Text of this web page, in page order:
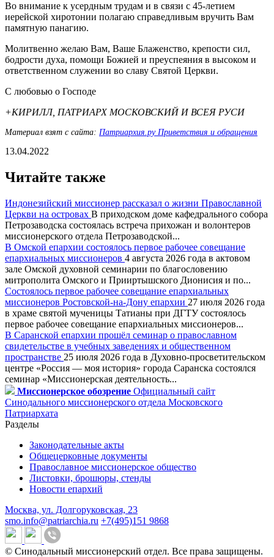
Во внимание к усердным трудам и в связи с 45-летием
иерейской хиротонии полагаю справедливым вручить Вам
памятную панагию.
Молитвенно желаю Вам, Ваше Блаженство, крепости сил,
бодрости духа, помощи Божией и преуспеяния в высоком и
ответственном служении во славу Святой Церкви.
С любовью о Господе
+КИРИЛЛ, ПАТРИАРХ МОСКОВСКИЙ И ВСЕЯ РУСИ
Материал взят с сайта: Патриархия.ру Приветствия и обращения
13.04.2022
Читайте также
Индонезийский миссионер рассказал о жизни Православной
Церкви на островах В приходском доме кафедрального собора
Петрозаводска состоялась встреча прихожан и волонтеров
миссионерского отдела Петрозаводской...
В Омской епархии состоялось первое рабочее совещание
епархиальных миссионеров 4 августа 2026 года в актовом
зале Омской духовной семинарии по благословению
митрополита Омского и Прииртышского Дионисия и по...
Состоялось первое рабочее совещание епархиальных
миссионеров Ростовской-на-Дону епархии 27 июля 2026 года
в храме святой мученицы Татианы при ДГТУ состоялось
первое рабочее совещание епархиальных миссионеров...
В Саранской епархии прошёл семинар о православном
свидетельстве в учебных заведениях и общественном
пространстве 25 июля 2026 года в Духовно-просветительском
центре «Россия — моя история» города Саранска состоялся
семинар «Миссионерская деятельность...
Миссионерское обозрение Официальный сайт
Синодального миссионерского отдела Московского
Патриархата
Разделы
Законодательные акты
Общецерковные документы
Православное миссионерское общество
Листовки, брошюры, стенды
Новости епархий
Москва, ул. Долгоруковская, 23
smo.info@patriarchia.ru +7(495)151 9868
© Синодальный миссионерский отдел. Все права защищены.